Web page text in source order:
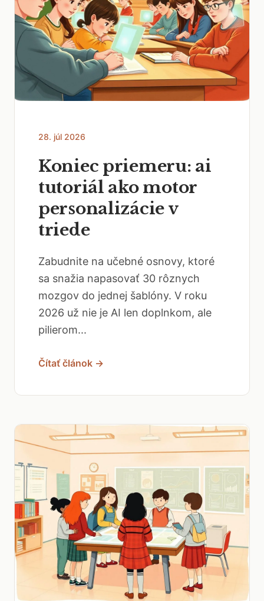
28. júl 2026
Koniec priemeru: ai
tutoriál ako motor
personalizácie v
triede
Zabudnite na učebné osnovy, ktoré
sa snažia napasovať 30 rôznych
mozgov do jednej šablóny. V roku
2026 už nie je AI len doplnkom, ale
pilierom...
Čítať článok →